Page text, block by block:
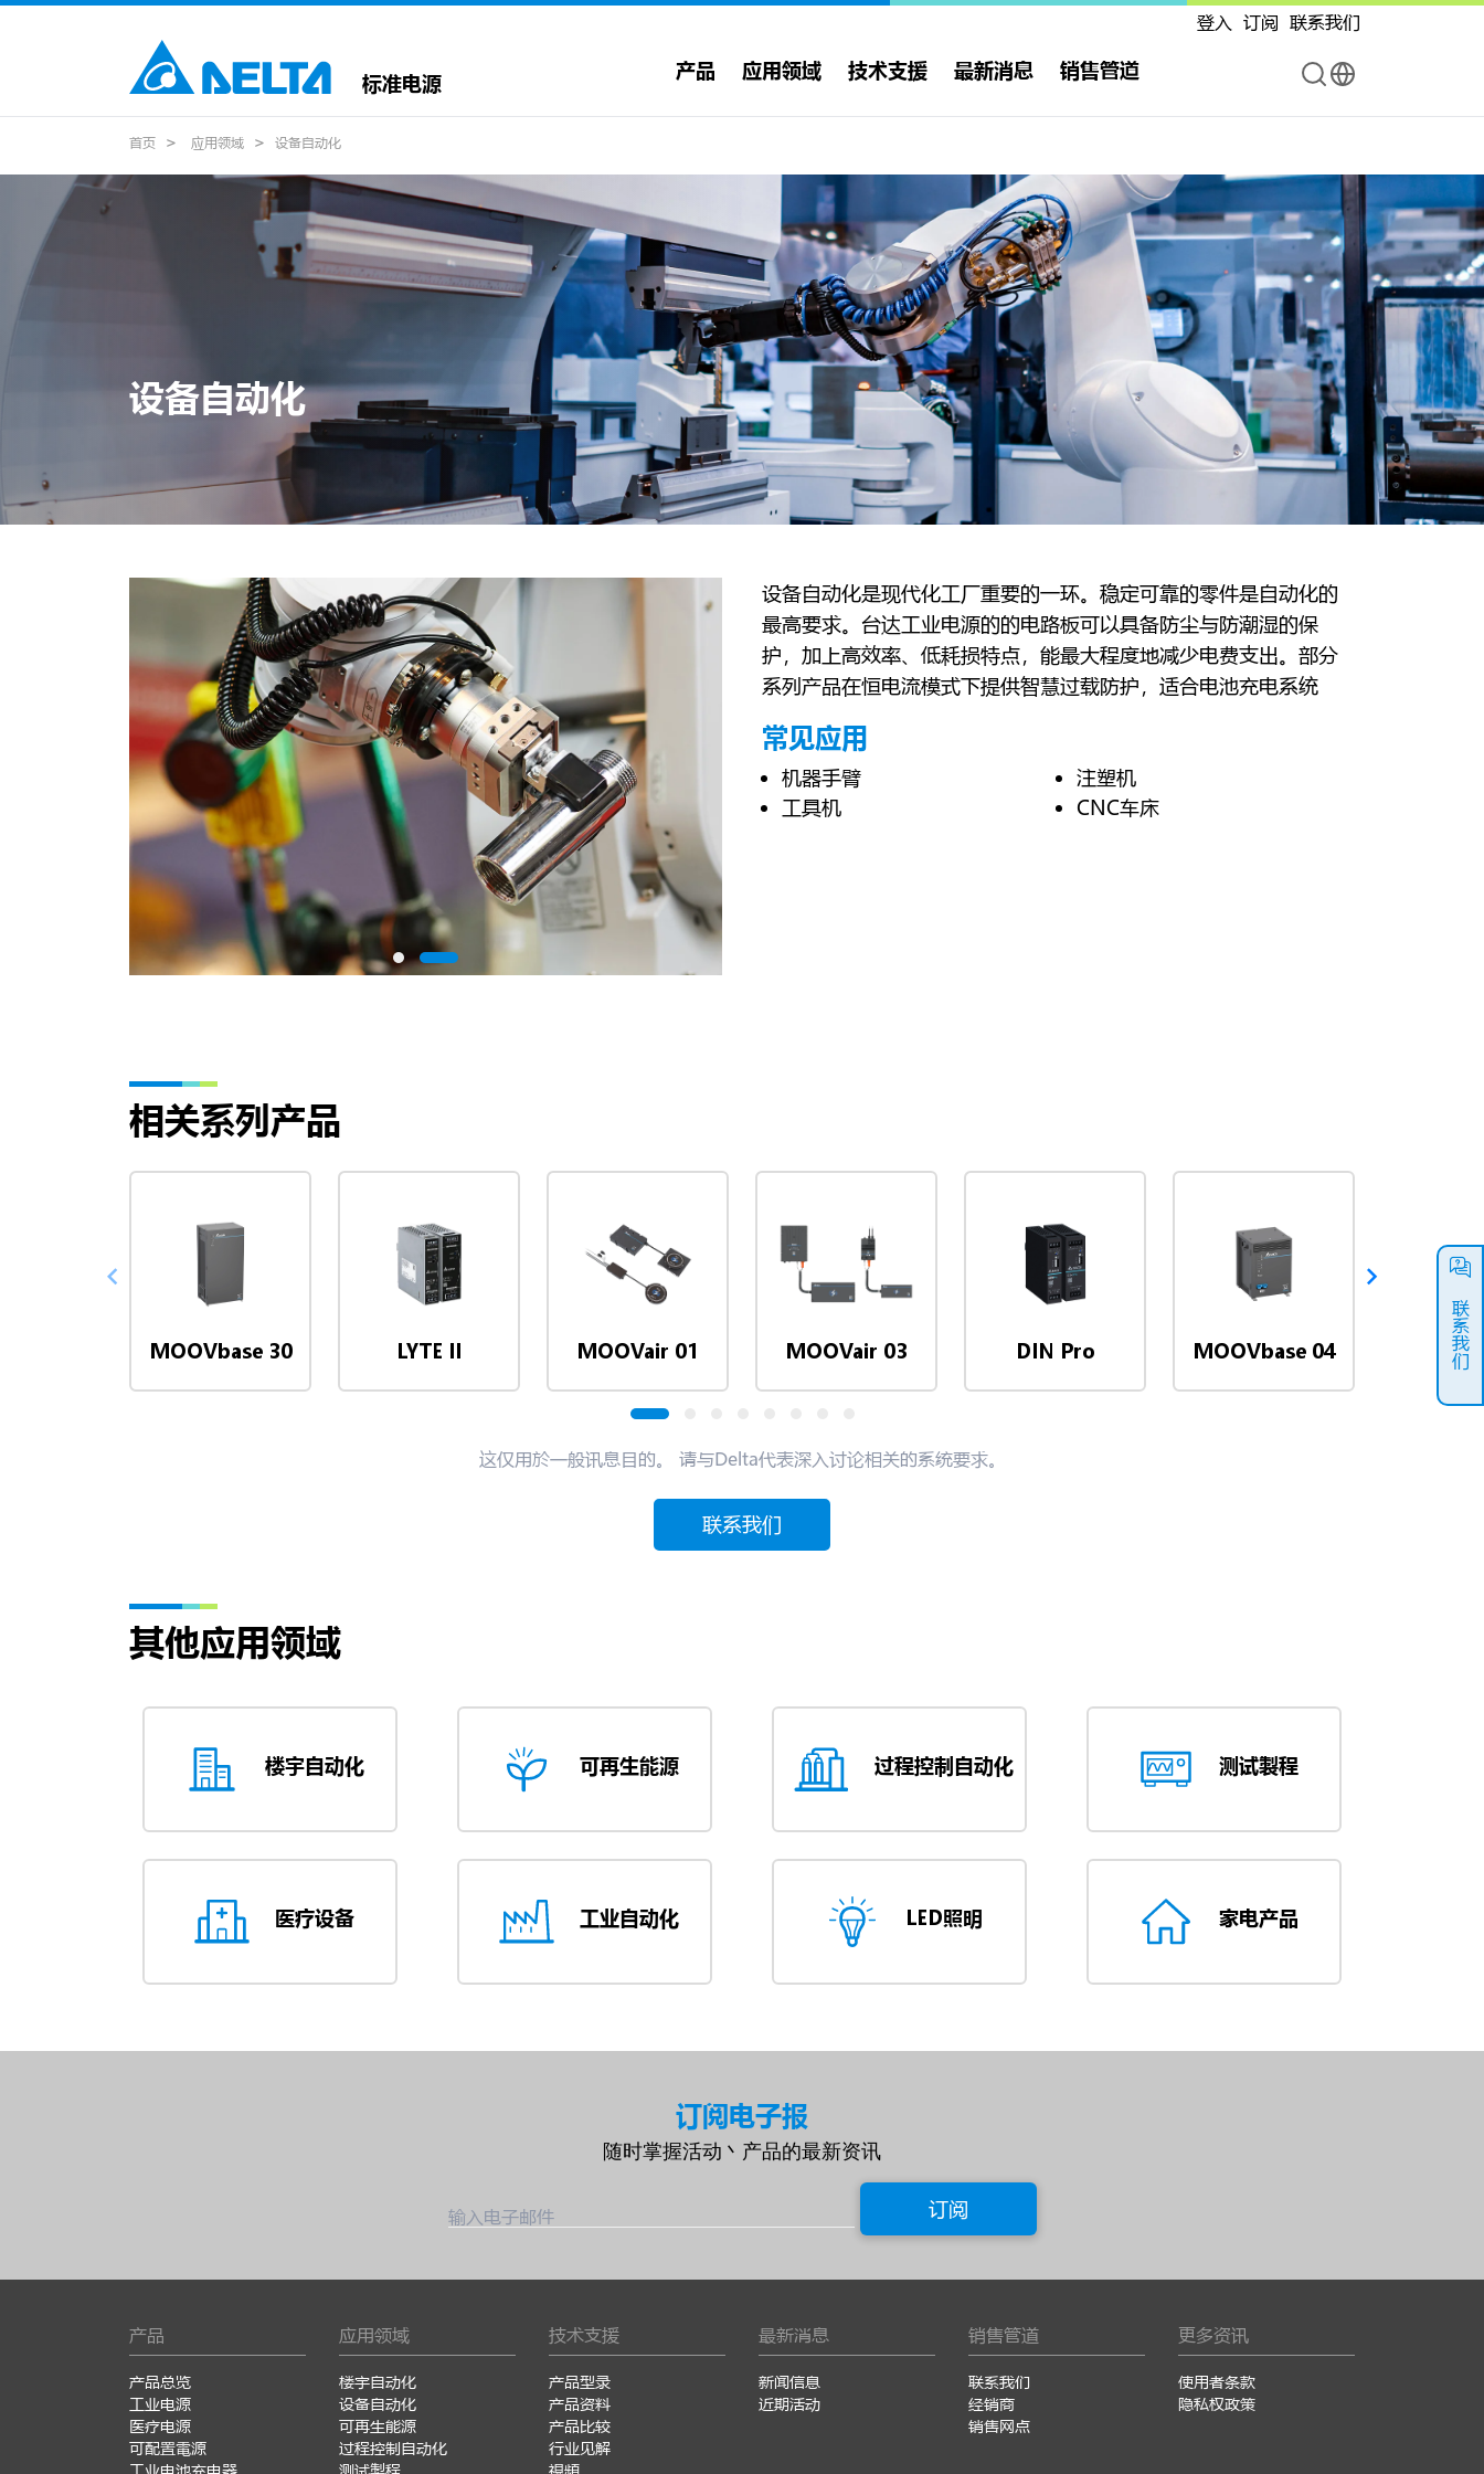
登入 订阅 联系我们
标准电源 产品 应用领域 技术支援 最新消息 销售管道
联系我们
首页 应用领域 设备自动化
设备自动化
设备自动化是现代化工厂重要的一环。稳定可靠的零件是自动化的
最高要求。台达工业电源的的电路板可以具备防尘与防潮湿的保
护，加上高效率、低耗损特点，能最大程度地减少电费支出。部分
系列产品在恒电流模式下提供智慧过载防护，适合电池充电系统
常见应用
注塑机
CNC车床
机器手臂
工具机
相关系列产品
MOOVbase 30 LYTE II MOOVair 01 MOOVair 03 DIN Pro MOOVbase 04
这仅用於一般讯息目的。 请与Delta代表深入讨论相关的系统要求。
联系我们
其他应用领域
楼宇自动化 可再生能源 过程控制自动化 测试製程
医疗设备 工业自动化 LED照明 家电产品
订阅电子报
随时掌握活动丶产品的最新资讯
输入电子邮件 订阅
产品
产品总览
工业电源
医疗电源
可配置電源
应用领域
楼宇自动化
设备自动化
可再生能源
过程控制自动化
技术支援
产品型录
产品资料
产品比较
行业见解
最新消息
新闻信息
近期活动
销售管道
联系我们
经销商
销售网点
更多资讯
使用者条款
隐私权政策